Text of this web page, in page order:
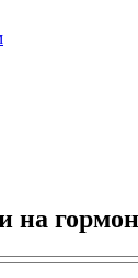
на